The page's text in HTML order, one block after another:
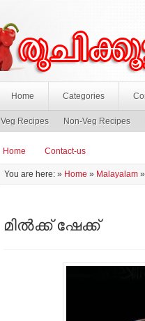
Home Categories
Veg Recipes Non-Veg Recipes
Home Contact-us
You are here: » Home » Malayalam »
മിൽക്ക് ഷേക്ക്